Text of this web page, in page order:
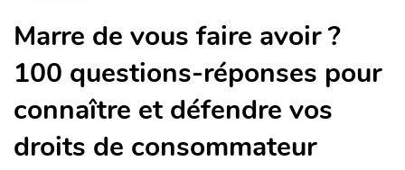
Marre de vous faire avoir ?
100 questions-réponses pour
connaître et défendre vos
droits de consommateur